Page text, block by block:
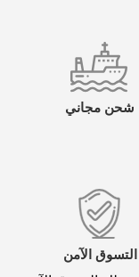
بريد إلكتروني*
تعليقك (1500)
شحن مجاني
التسوق الآمن